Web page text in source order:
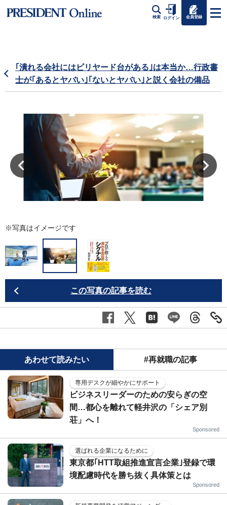
検索 ログイン 会員登録
｢潰れる会社にはビリヤード台がある｣は本当か…行政書
士が｢あるとヤバい｣｢ないとヤバい｣と説く会社の備品
※写真はイメージです
この写真の記事を読む
あわせて読みたい #再就職の記事
専用デスクが細やかにサポート
ビジネスリーダーのための安らぎの空
間…都心を離れて軽井沢の「シェア別
荘」へ！
Sponsored
選ばれる企業になるために
東京都｢HTT取組推進宣言企業｣登録で環
境配慮時代を勝ち抜く具体策とは
Sponsored